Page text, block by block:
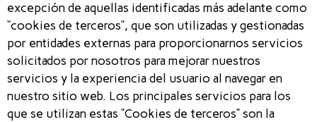
excepción de aquellas identificadas más adelante como
“cookies de terceros”, que son utilizadas y gestionadas
por entidades externas para proporcionarnos servicios
solicitados por nosotros para mejorar nuestros
servicios y la experiencia del usuario al navegar en
nuestro sitio web. Los principales servicios para los
que se utilizan estas “Cookies de terceros” son la